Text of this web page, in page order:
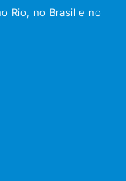
Rio, no Brasil e no